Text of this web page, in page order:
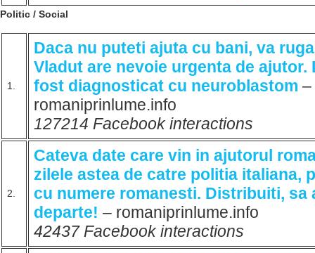
Politic / Social
1.
Daca nu puteti ajuta cu bani, va
Vladut are nevoie urgenta de ajutor.
fost diagnosticat cu neuroblastom –
romaniprinlume.info
127214 Facebook interactions
2.
Cateva date care vin in ajutorul
zilele astea de catre politia italiana,
cu numere romanesti. Distribuiti, sa
departe! – romaniprinlume.info
42437 Facebook interactions